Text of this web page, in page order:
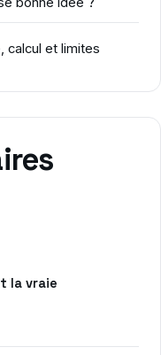
calcul et limites
la vraie